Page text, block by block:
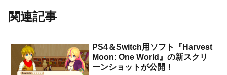
関連記事
PS4＆Switch用ソフト『Harvest
Moon: One World』の新スクリ
ーンショットが公開！